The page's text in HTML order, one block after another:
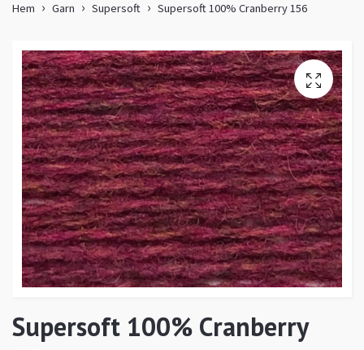
Hem Garn Supersoft Supersoft 100% Cranberry 156
Supersoft 100% Cranberry